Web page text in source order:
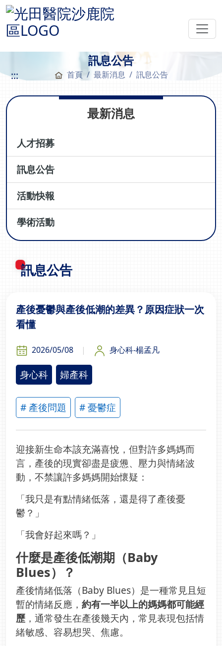
訊息公告
::: 首頁 最新消息 訊息公告
最新消息
人才招募
訊息公告
活動快報
學術活動
訊息公告
產後憂鬱與產後低潮的差異？原因症狀一次
看懂
2026/05/08 身心科-楊孟凡
身心科 婦產科
# 產後問題 # 憂鬱症
迎接新生命本該充滿喜悅，但對許多媽媽而
言，產後的現實卻盡是疲憊、壓力與情緒波
動，不禁讓許多媽媽開始懷疑：
「我只是有點情緒低落，還是得了產後憂
鬱？」
「我會好起來嗎？」
什麼是產後低潮期（Baby
Blues）？
產後情緒低落（Baby Blues）是一種常見且短
暫的情緒反應， 約有一半以上的媽媽都可能經
歷 ，通常發生在產後幾天內，常見表現包括情
緒敏感、容易想哭、焦慮。